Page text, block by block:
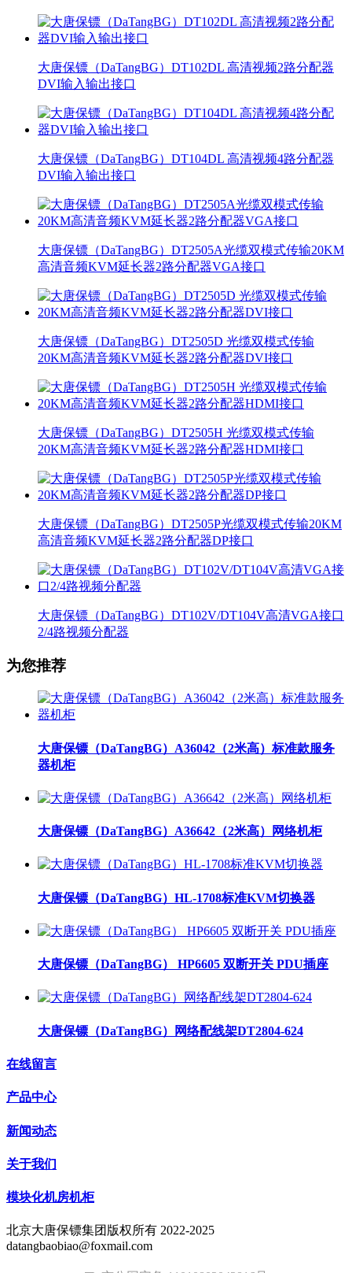
大唐保镖（DaTangBG）DT102DL 高清视频2路分配器
DVI输入输出接口
大唐保镖（DaTangBG）DT104DL 高清视频4路分配器
DVI输入输出接口
大唐保镖（DaTangBG）DT2505A光缆双模式传输20KM
高清音频KVM延长器2路分配器VGA接口
大唐保镖（DaTangBG）DT2505D 光缆双模式传输
20KM高清音频KVM延长器2路分配器DVI接口
大唐保镖（DaTangBG）DT2505H 光缆双模式传输
20KM高清音频KVM延长器2路分配器HDMI接口
大唐保镖（DaTangBG）DT2505P光缆双模式传输20KM
高清音频KVM延长器2路分配器DP接口
大唐保镖（DaTangBG）DT102V/DT104V高清VGA接口
2/4路视频分配器
为您推荐
大唐保镖（DaTangBG）A36042（2米高）标准款服务
器机柜
大唐保镖（DaTangBG）A36642（2米高）网络机柜
大唐保镖（DaTangBG）HL-1708标准KVM切换器
大唐保镖（DaTangBG） HP6605 双断开关 PDU插座
大唐保镖（DaTangBG）网络配线架DT2804-624
在线留言
产品中心
新闻动态
关于我们
模块化机房机柜
北京大唐保镖集团版权所有 2022-2025
datangbaobiao@foxmail.com